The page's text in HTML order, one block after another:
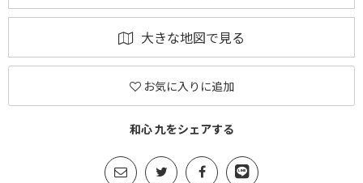
大きな地図で見る
お気に入りに追加
和心 九をシェアする